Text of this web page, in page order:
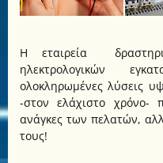
Η εταιρεία
ηλεκτρολογικών
ολοκληρωμένες λύσεις
-στον ελάχιστο χρόνο-
ανάγκες των πελατών,
τους!